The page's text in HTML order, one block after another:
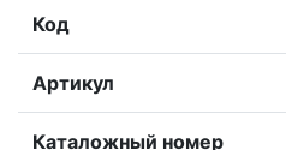
Код
Артикул
Каталожный номер